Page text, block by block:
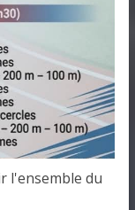
l'ensemble du